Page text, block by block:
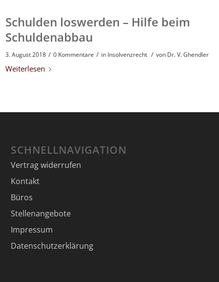
Schulden loswerden – Hilfe beim
Schuldenabbau
3. August 2018 / 0 Kommentare / in Insolvenzrecht / von Dr. V. Ghendler
Weiterlesen
SCHNELLNAVIGATION
Vertrag widerrufen
Kontakt
Büros
Stellenangebote
Impressum
Datenschutzerklärung